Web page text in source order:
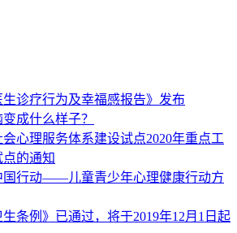
生诊疗行为及幸福感报告》发布
成什么样子？
心理服务体系建设试点2020年重点工
的通知
国行动——儿童青少年心理健康行动方
生条例》已通过，将于2019年12月1日起